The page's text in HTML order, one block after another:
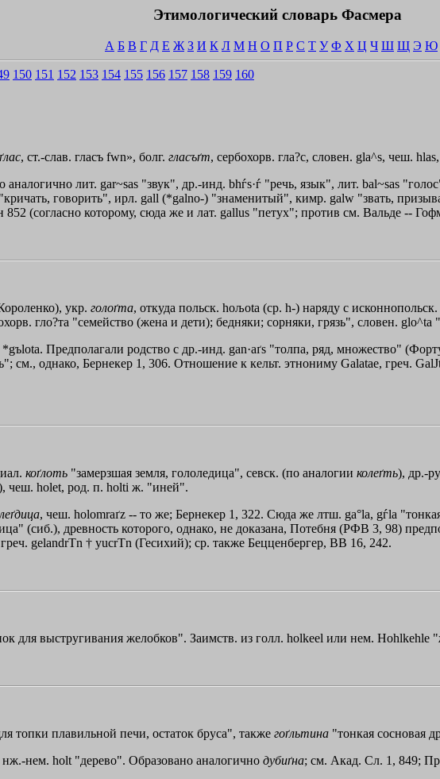
Этимологический словарь Фасмера
А Б В Г Д Е Ж З И К Л М Н О П Р С Т У Ф Х Ц Ч Ш Щ Э Ю
150 151 152 153 154 155 156 157 158 159 160
, ст.-слав. гласъ fwn», болг. гласъґт, сербохорв. гла?с, словен. gla^s, чеш.
аналогично лит. gar~sas "звук", др.-инд. bhѓs·ѓ "речь, язык", лит. bal~sas
говорить", ирл. gall (*galno-) "знаменитый", кимр. galw "звать,
(согласно которому, сюда же и лат. gallus "петух"; против см. Вальде --
укр. голоґта, откуда польск. hoљota (ср. h-) наряду с
гло?та "семейство (жена и дети); бедняки; сорняки, грязь", словен. glo^ta
Предполагали родство с др.-инд. gan·aґs "толпа, ряд, множество"
см., однако, Бернекер 1, 306. Отношение к кельт. этнониму Galatae, греч.
коґлоть "замерзшая земля, гололедица", севск. (по аналогии колеґть), др.-
чеш. holet, род. п. holti ж. "иней".
, чеш. holomraґz -- то же; Бернекер 1, 322. Сюда же лтш. ga°la, gѓla
(сиб.), древность которого, однако, не доказана, Потебня (РФВ 3, 98)
gelandrТn † yucrТn (Гесихий); ср. также Бецценбергер, ВВ 16, 242.
для выстругивания желобков". Заимств. из голл. holkeel или нем.
топки плавильной печи, остаток бруса", также гоґльтина "тонкая сосновая
нж.-нем. holt "дерево". Образовано аналогично дубиґна; см. Акад. Сл. 1, 849;